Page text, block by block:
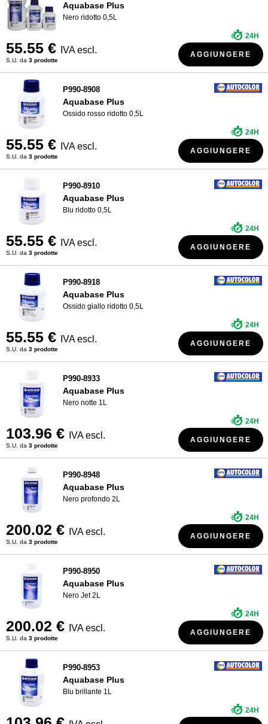
Aquabase Plus
Nero ridotto 0,5L
55.55 € IVA escl.
S.U. da 3 prodotte
24H
AGGIUNGERE
P990-8908
Aquabase Plus
Ossido rosso ridotto 0,5L
55.55 € IVA escl.
S.U. da 3 prodotte
24H
AGGIUNGERE
P990-8910
Aquabase Plus
Blu ridotto 0,5L
55.55 € IVA escl.
S.U. da 3 prodotte
24H
AGGIUNGERE
P990-8918
Aquabase Plus
Ossido giallo ridotto 0,5L
55.55 € IVA escl.
S.U. da 3 prodotte
24H
AGGIUNGERE
P990-8933
Aquabase Plus
Nero notte 1L
103.96 € IVA escl.
S.U. da 3 prodotte
24H
AGGIUNGERE
P990-8948
Aquabase Plus
Nero profondo 2L
200.02 € IVA escl.
S.U. da 3 prodotte
24H
AGGIUNGERE
P990-8950
Aquabase Plus
Nero Jet 2L
200.02 € IVA escl.
S.U. da 3 prodotte
24H
AGGIUNGERE
P990-8953
Aquabase Plus
Blu brillante 1L
24H